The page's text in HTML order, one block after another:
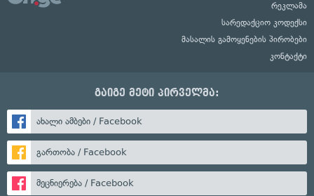
რეკლამა
სარედაქციო კოდექსი
მასალის გამოყენების პირობები
კონტაქტი
გაიგე მეტი პირველმა:
ახალი ამბები / Facebook
გართობა / Facebook
მეცნიერება / Facebook